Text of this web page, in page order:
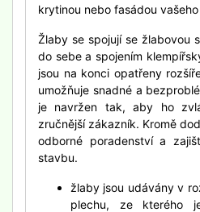
krytinou nebo fasádou
Žlaby se spojují se žlabovou
do sebe a spojením
jsou na konci opatřeny
umožňuje snadné a
je navržen tak, aby ho
zručnější zákazník. Kromě
odborné poradenství a
stavbu.
žlaby jsou udávány v
plechu, ze kterého